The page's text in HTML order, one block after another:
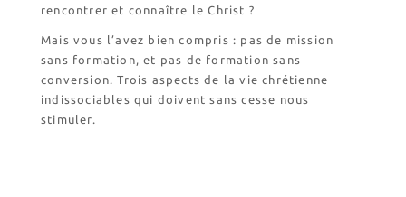
rencontrer et connaître le Christ ?
Mais vous l’avez bien compris : pas de mission
sans formation, et pas de formation sans
conversion. Trois aspects de la vie chrétienne
indissociables qui doivent sans cesse nous
stimuler.